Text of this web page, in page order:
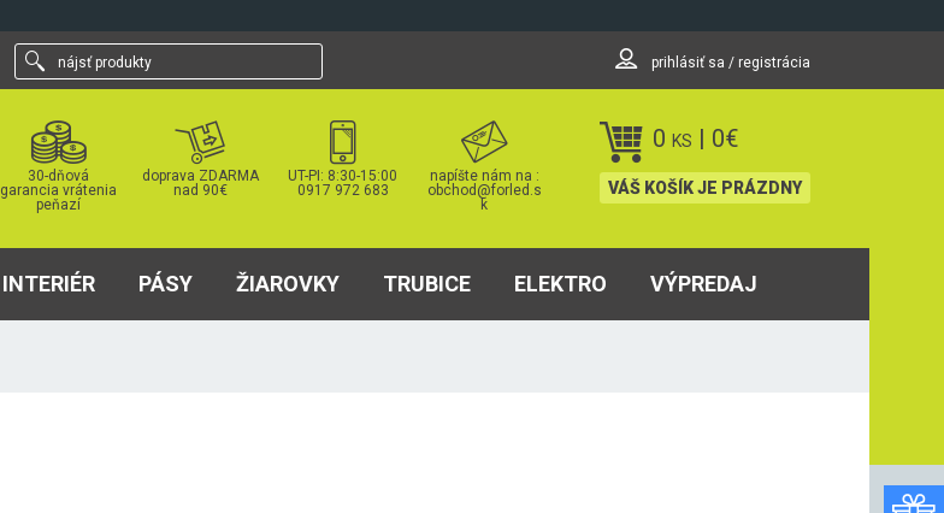
nájsť
produkty
prihlásiť sa / registrácia
30-dňová
garancia vrátenia
peňazí
doprava ZDARMA
nad 90€
UT-PI: 8:30-15:00
0917 972 683
napíšte nám na :
obchod@forled.s
k
0 KS | 0€
VÁŠ KOŠÍK JE PRÁZDNY
INTERIÉR PÁSY ŽIAROVKY TRUBICE ELEKTRO VÝPREDAJ